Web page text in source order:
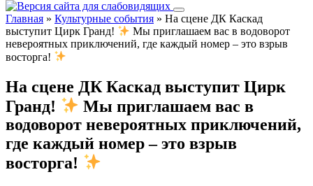
Главная » Культурные события » На сцене ДК Каскад
выступит Цирк Гранд!
Мы приглашаем вас в водоворот
невероятных приключений, где каждый номер – это взрыв
восторга!
На сцене ДК Каскад выступит Цирк
Гранд!
Мы приглашаем вас в
водоворот невероятных приключений,
где каждый номер – это взрыв
восторга!